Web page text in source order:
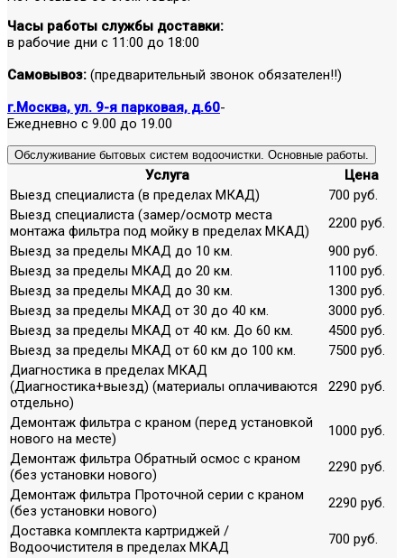
Часы работы службы доставки:
в рабочие дни с 11:00 до 18:00
Самовывоз: (предварительный звонок обязателен!!)
г.Москва, ул. 9-я парковая, д.60-
Ежедневно с 9.00 до 19.00
Обслуживание бытовых систем водоочистки. Основные работы.
Услуга
Цена
Выезд специалиста (в пределах МКАД)
700 руб.
Выезд специалиста (замер/осмотр места
монтажа фильтра под мойку в пределах МКАД)
2200 руб.
Выезд за пределы МКАД до 10 км.
900 руб.
Выезд за пределы МКАД до 20 км.
1100 руб.
Выезд за пределы МКАД до 30 км.
1300 руб.
Выезд за пределы МКАД от 30 до 40 км.
3000 руб.
Выезд за пределы МКАД от 40 км. До 60 км.
4500 руб.
Выезд за пределы МКАД от 60 км до 100 км.
7500 руб.
Диагностика в пределах МКАД
(Диагностика+выезд) (материалы оплачиваются
отдельно)
2290 руб.
Демонтаж фильтра с краном (перед установкой
нового на месте)
1000 руб.
Демонтаж фильтра Обратный осмос с краном
(без установки нового)
2290 руб.
Демонтаж фильтра Проточной серии с краном
(без установки нового)
2290 руб.
Доставка комплекта картриджей /
Водоочистителя в пределах МКАД
700 руб.